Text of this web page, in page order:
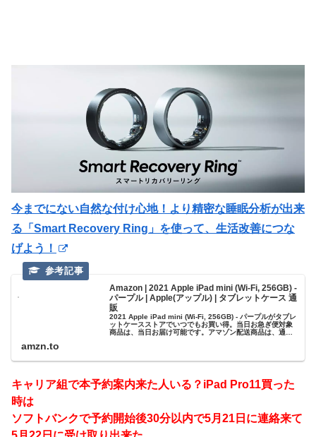
今までにない自然な付け心地！より精密な睡眠分析が出来
る「Smart Recovery Ring」を使って、生活改善につな
げよう！
Amazon | 2021 Apple iPad mini (Wi-Fi, 256GB) -
パープル | Apple(アップル) | タブレットケース 通
販
2021 Apple iPad mini (Wi-Fi, 256GB) - パープルがタブレ
ットケースストアでいつでもお買い得。当日お急ぎ便対象
商品は、当日お届け可能です。アマゾン配送商品は、通常
amzn.to
キャリア組で本予約案内来た人いる？iPad Pro11買った
時は
ソフトバンクで予約開始後30分以内で5月21日に連絡来て